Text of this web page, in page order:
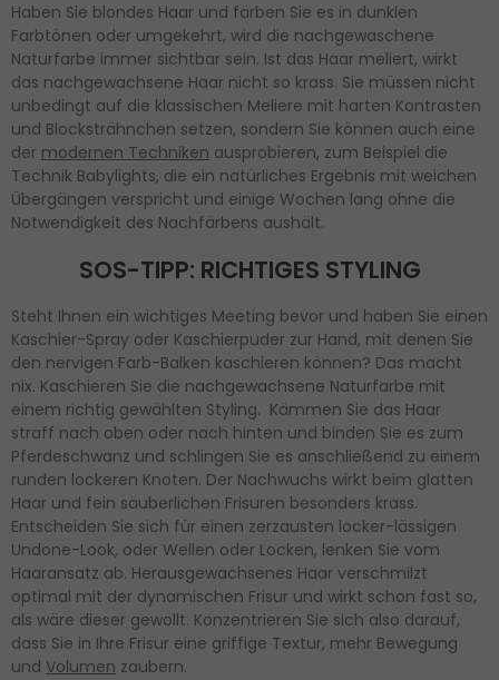
Haben Sie blondes Haar und färben Sie es in dunklen
Farbtönen oder umgekehrt, wird die nachgewaschene
Naturfarbe immer sichtbar sein. Ist das Haar meliert, wirkt
das nachgewachsene Haar nicht so krass. Sie müssen nicht
unbedingt auf die klassischen Meliere mit harten Kontrasten
und Blocksträhnchen setzen, sondern Sie können auch eine
der modernen Techniken ausprobieren, zum Beispiel die
Technik Babylights, die ein natürliches Ergebnis mit weichen
Übergängen verspricht und einige Wochen lang ohne die
Notwendigkeit des Nachfärbens aushält.
SOS-TIPP: RICHTIGES STYLING
Steht Ihnen ein wichtiges Meeting bevor und haben Sie einen
Kaschier-Spray oder Kaschierpuder zur Hand, mit denen Sie
den nervigen Farb-Balken kaschieren können? Das macht
nix. Kaschieren Sie die nachgewachsene Naturfarbe mit
einem richtig gewählten Styling. Kämmen Sie das Haar
straff nach oben oder nach hinten und binden Sie es zum
Pferdeschwanz und schlingen Sie es anschließend zu einem
runden lockeren Knoten. Der Nachwuchs wirkt beim glatten
Haar und fein säuberlichen Frisuren besonders krass.
Entscheiden Sie sich für einen zerzausten locker-lässigen
Undone-Look, oder Wellen oder Locken, lenken Sie vom
Haaransatz ab. Herausgewachsenes Haar verschmilzt
optimal mit der dynamischen Frisur und wirkt schon fast so,
als wäre dieser gewollt. Konzentrieren Sie sich also darauf,
dass Sie in Ihre Frisur eine griffige Textur, mehr Bewegung
und Volumen zaubern.